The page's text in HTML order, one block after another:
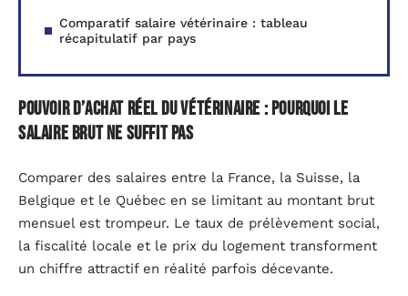
Comparatif salaire vétérinaire : tableau
récapitulatif par pays
Pouvoir d’achat réel du vétérinaire : pourquoi le
salaire brut ne suffit pas
Comparer des salaires entre la France, la Suisse, la
Belgique et le Québec en se limitant au montant brut
mensuel est trompeur. Le taux de prélèvement social,
la fiscalité locale et le prix du logement transforment
un chiffre attractif en réalité parfois décevante.